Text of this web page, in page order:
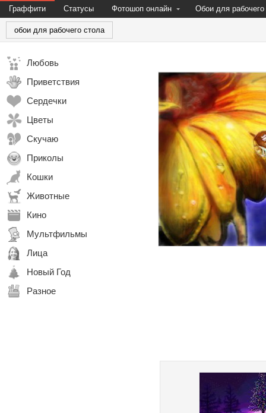
Граффити Статусы Фотошоп онлайн Обои для рабочего
обои для рабочего стола
Любовь
Приветствия
Сердечки
Цветы
Скучаю
Приколы
Кошки
Животные
Кино
Мультфильмы
Лица
Новый Год
Разное